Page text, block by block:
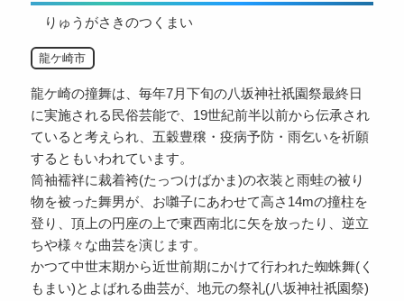
りゅうがさきのつくまい
龍ケ崎市
龍ケ崎の撞舞は、毎年7月下旬の八坂神社祇園祭最終日
に実施される民俗芸能で、19世紀前半以前から伝承され
ていると考えられ、五穀豊穣・疫病予防・雨乞いを祈願
するともいわれています。
筒袖襦袢に裁着袴(たっつけばかま)の衣装と雨蛙の被り
物を被った舞男が、お囃子にあわせて高さ14mの撞柱を
登り、頂上の円座の上で東西南北に矢を放ったり、逆立
ちや様々な曲芸を演じます。
かつて中世末期から近世前期にかけて行われた蜘蛛舞(く
もまい)とよばれる曲芸が、地元の祭礼(八坂神社祇園祭)